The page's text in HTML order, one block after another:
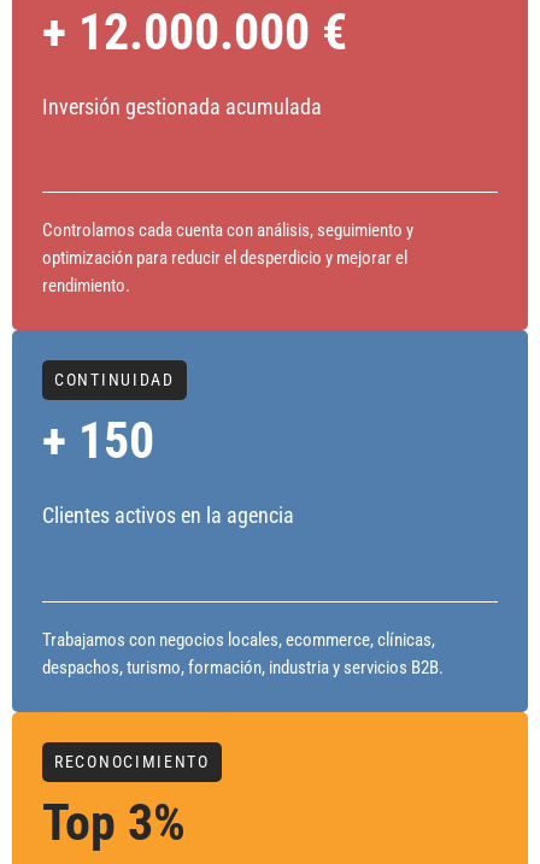
+ 12.000.000 €
Inversión gestionada acumulada
Controlamos cada cuenta con análisis, seguimiento y
optimización para reducir el desperdicio y mejorar el
rendimiento.
CONTINUIDAD
+ 150
Clientes activos en la agencia
Trabajamos con negocios locales, ecommerce, clínicas,
despachos, turismo, formación, industria y servicios B2B.
RECONOCIMIENTO
Top 3%